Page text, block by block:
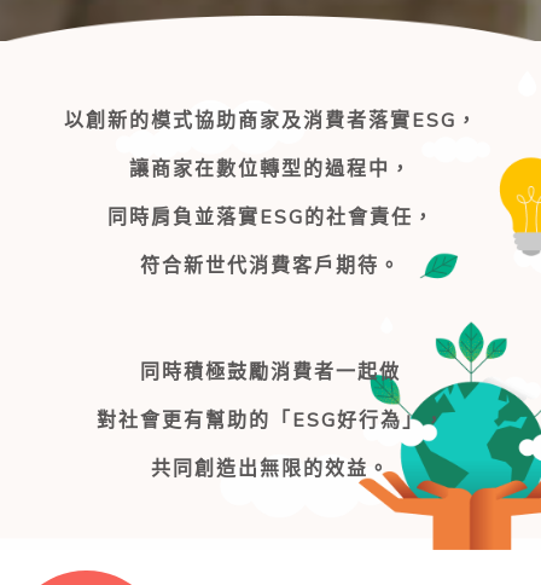
以創新的模式協助商家及消費者落實ESG，
讓商家在數位轉型的過程中，
同時肩負並落實ESG的社會責任，
符合新世代消費客戶期待。
同時積極鼓勵消費者一起做
對社會更有幫助的「ESG好行為」，
共同創造出無限的效益。